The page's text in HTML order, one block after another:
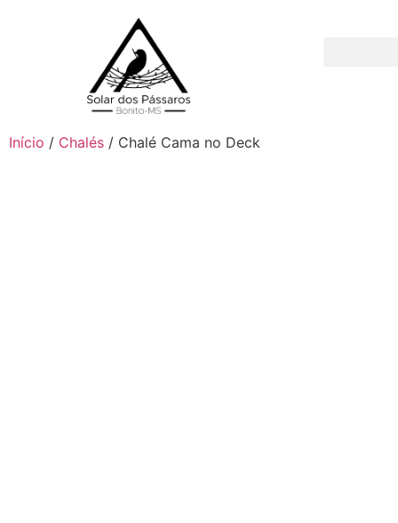
Início / Chalés / Chalé Cama no Deck